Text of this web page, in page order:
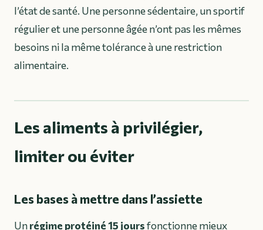
l’état de santé. Une personne sédentaire, un sportif
régulier et une personne âgée n’ont pas les mêmes
besoins ni la même tolérance à une restriction
alimentaire.
Les aliments à privilégier,
limiter ou éviter
Les bases à mettre dans l’assiette
Unrégime protéiné 15 joursfonctionne mieux